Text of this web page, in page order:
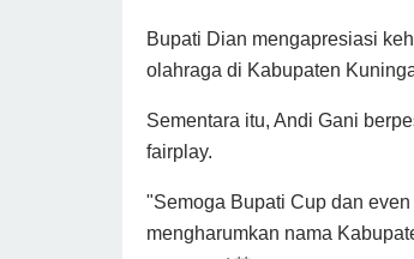
Bupati Dian mengapresiasi
olahraga di Kabupaten
Sementara itu, Andi Gani
fairplay.
"Semoga Bupati Cup dan
mengharumkan nama